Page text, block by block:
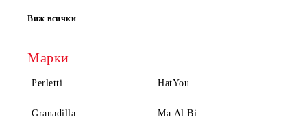
Виж всички
Марки
Perletti HatYou
Granadilla Ma.Al.Bi.